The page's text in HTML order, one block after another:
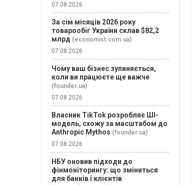
07.08.2026
За сім місяців 2026 року
товарообіг України склав $82,2
млрд (economist.com.ua)
07.08.2026
Чому ваш бізнес зупиняється,
коли ви працюєте ще важче
(founder.ua)
07.08.2026
Власник TikTok розробляє ШІ-
модель, схожу за масштабом до
Anthropic Mythos (founder.ua)
07.08.2026
НБУ оновив підходи до
фінмоніторингу: що зміниться
для банків і клієнтів